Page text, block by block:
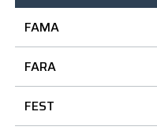
FAMA
FARA
FEST